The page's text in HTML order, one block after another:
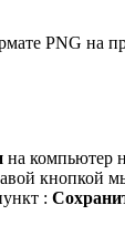
PNG на
на компьютер
кнопкой
: